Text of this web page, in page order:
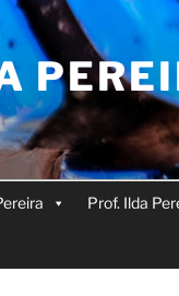
Prof. Ilda